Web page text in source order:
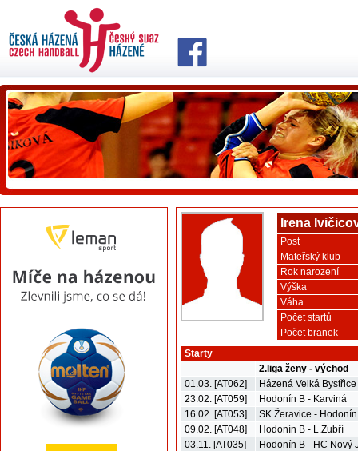
Irena
Post
Mateřský klub
Rok narození
Výška
Váha
Počet startů
Počet branek
Starty
2.liga ženy - východ
01.03. [AT062]
Házená Velká
23.02. [AT059]
Hodonín B - Karviná
16.02. [AT053]
SK Žeravice -
09.02. [AT048]
Hodonín B - L.Zubří
03.11. [AT035]
Hodonín B - HC Nový